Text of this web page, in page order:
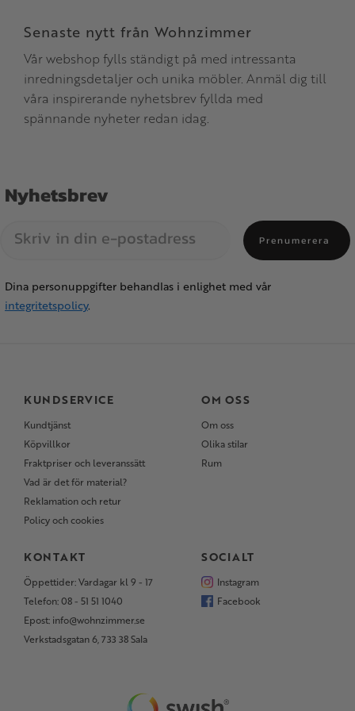
Senaste nytt från Wohnzimmer
Vår webshop fylls ständigt på med intressanta
inredningsdetaljer och unika möbler. Anmäl dig till
våra inspirerande nyhetsbrev fyllda med
spännande nyheter redan idag.
Nyhetsbrev
Prenumerera
Dina personuppgifter behandlas i enlighet med vår
integritetspolicy.
KUNDSERVICE
Kundtjänst
Köpvillkor
Fraktpriser och leveranssätt
Vad är det för material?
Reklamation och retur
Policy och cookies
OM OSS
Om oss
Olika stilar
Rum
KONTAKT
Öppettider: Vardagar kl 9 - 17
Telefon: 08 - 51 51 1040
Epost: info@wohnzimmer.se
Verkstadsgatan 6, 733 38 Sala
SOCIALT
Instagram
Facebook